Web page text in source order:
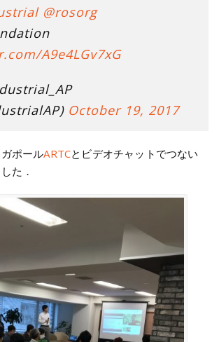
@rosorg
A9e4LGv7xG
October 19, 2017
ポールARTCとビデオチャットでつない
た．